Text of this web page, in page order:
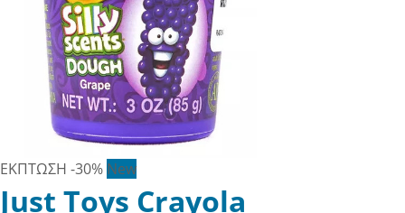
ΕΚΠΤΩΣΗ -30% New
Just Toys Crayola